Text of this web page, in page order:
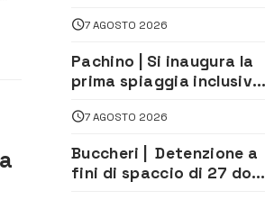
7 AGOSTO 2026
Pachino | Si inaugura la
prima spiaggia inclusiva
assistenza e prevenzione
aperte a tutti
7 AGOSTO 2026
Buccheri | Detenzione a
fini di spaccio di 27 dosi